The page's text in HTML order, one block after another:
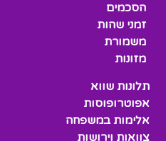
הסכמים
זמני שהות
משמורת
מזונות
תלונות שווא
אפוטרופוסות
אלימות במשפחה
צוואות וירושות